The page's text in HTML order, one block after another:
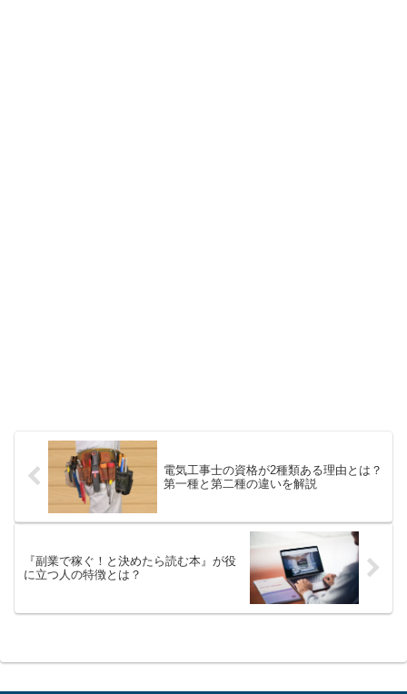
電気工事士の資格が2種類ある理由とは？
第一種と第二種の違いを解説
『副業で稼ぐ！と決めたら読む本』が役
に立つ人の特徴とは？